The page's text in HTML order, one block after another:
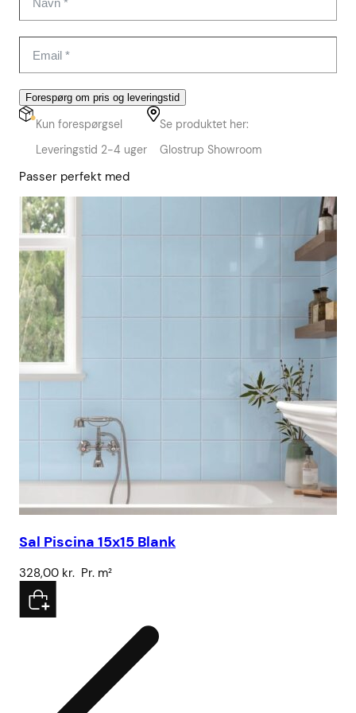
Forespørg om pris og leveringstid
Kun forespørgsel
Leveringstid 2-4 uger
Se produktet her:
Glostrup Showroom
Passer perfekt med
Sal Piscina 15x15 Blank
328,00 kr. Pr. m²